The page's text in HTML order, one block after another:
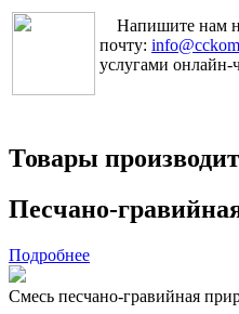
Напишите нам
почту:
услугами онлайн-
Товары
Песчано-
Подробнее
Смесь песчано-гравийная